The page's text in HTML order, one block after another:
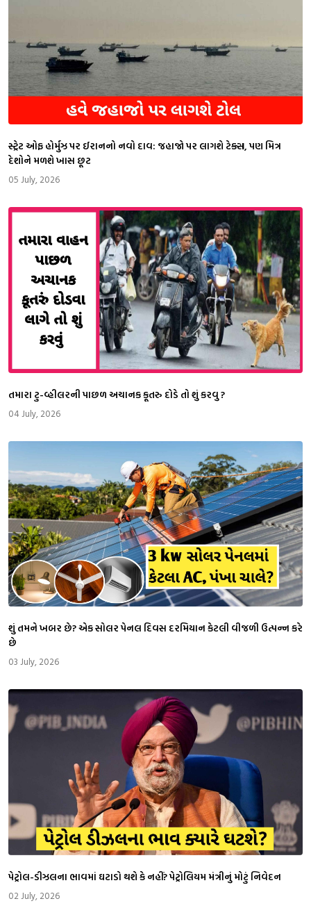
સ્ટ્રેટ ઓફ હોર્મુઝ પર ઈરાનનો નવો દાવ: જહાજો પર લાગશે ટેક્સ, પણ મિત્ર
દેશોને મળશે ખાસ છૂટ
05 July, 2026
તમારા ટુ-વ્હીલરની પાછળ અચાનક કૂતરુ દોડે તો શું કરવુ ?
04 July, 2026
શું તમને ખબર છે? એક સોલર પેનલ દિવસ દરમિયાન કેટલી વીજળી ઉત્પન્ન કરે
છે
03 July, 2026
પેટ્રોલ-ડીઝલના ભાવમાં ઘટાડો થશે કે નહીં? પેટ્રોલિયમ મંત્રીનું મોટું નિવેદન
02 July, 2026